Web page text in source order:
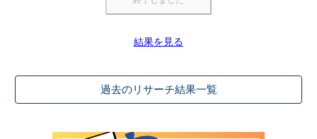
結果を見る
過去のリサーチ結果一覧